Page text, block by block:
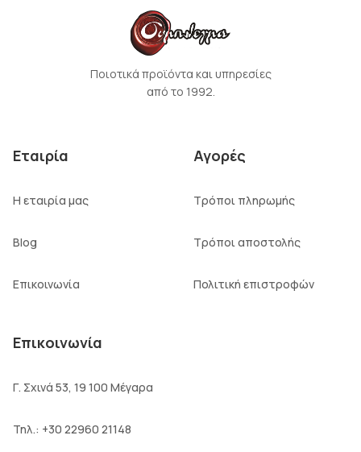
Ποιοτικά προϊόντα και υπηρεσίες
από το 1992.
Εταιρία
Η εταιρία μας
Blog
Επικοινωνία
Αγορές
Τρόποι πληρωμής
Τρόποι αποστολής
Πολιτική επιστροφών
Επικοινωνία
Γ. Σχινά 53, 19 100 Μέγαρα
Τηλ.: +30 22960 21148